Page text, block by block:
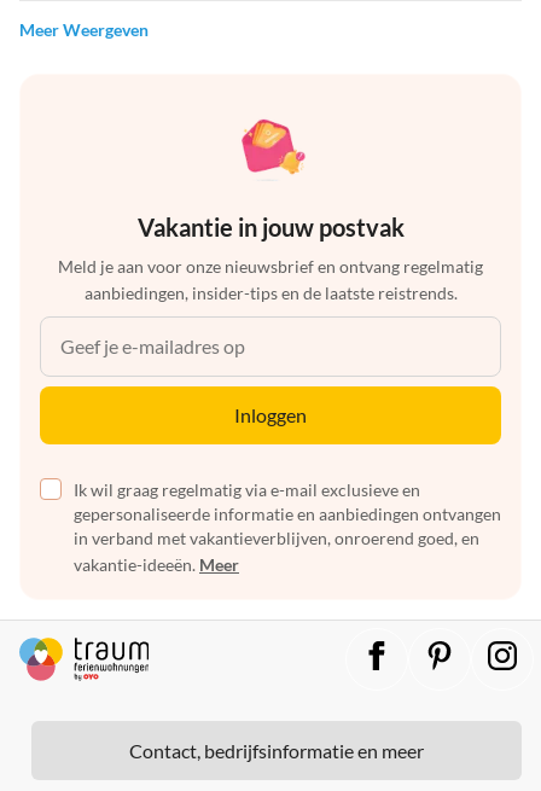
Meer Weergeven
Vakantie in jouw postvak
Meld je aan voor onze nieuwsbrief en ontvang regelmatig
aanbiedingen, insider-tips en de laatste reistrends.
Inloggen
Ik wil graag regelmatig via e-mail exclusieve en
gepersonaliseerde informatie en aanbiedingen ontvangen
in verband met vakantieverblijven, onroerend goed, en
vakantie-ideeën. Meer
Contact, bedrijfsinformatie en meer